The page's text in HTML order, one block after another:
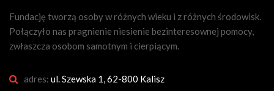
Fundację tworzą osoby w różnych wieku i z różnych środowisk.
Połączyło nas pragnienie niesienie bezinteresownej pomocy,
zwłaszcza osobom samotnym i cierpiącym.
adres: ul. Szewska 1, 62-800 Kalisz